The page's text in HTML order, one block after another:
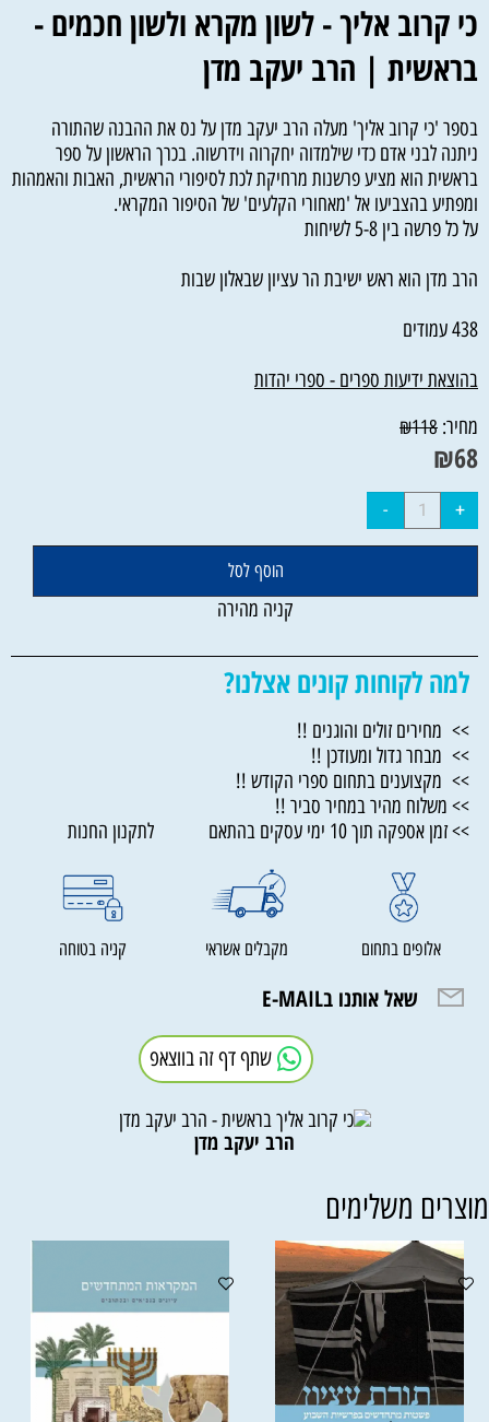
כי קרוב אליך - לשון מקרא ולשון חכמים -
בראשית | הרב יעקב מדן
בספר 'כי קרוב אליך' מעלה הרב יעקב מדן על נס את ההבנה שהתורה
ניתנה לבני אדם כדי שילמדוה יחקרוה וידרשוה. בכרך הראשון על ספר
בראשית הוא מציע פרשנות מרחיקת לכת לסיפורי הראשית, האבות והאמהות
ומפתיע בהצביעו אל 'מאחורי הקלעים' של הסיפור המקראי.
על כל פרשה בין 5-8 לשיחות
הרב מדן הוא ראש ישיבת הר עציון שבאלון שבות
438 עמודים
בהוצאת ידיעות ספרים - ספרי יהדות
מחיר:
₪118
₪68
הוסף לסל
קניה מהירה
למה לקוחות קונים אצלנו?
>> מחירים זולים והוגנים !!
>> מבחר גדול ומעודכן !!
>> מקצוענים בתחום ספרי הקודש !!
>> משלוח מהיר במחיר סביר !!
>> זמן אספקה תוך 10 ימי עסקים בהתאם לתקנון החנות
אלופים בתחום מקבלים אשראי קניה בטוחה
שאל אותנו בE-MAIL
שתף דף זה בווצאפ
הרב יעקב מדן
משלימים